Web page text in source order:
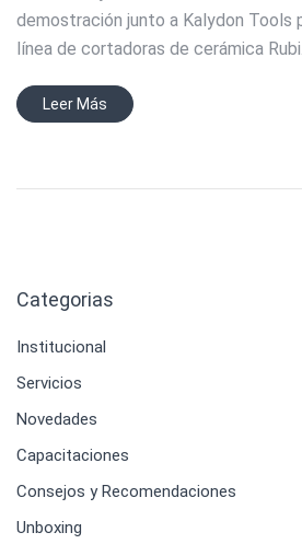
demostración junto a Kalydon Tools
línea de cortadoras de cerámica Rubi.
Leer Más
Categorias
Institucional
Servicios
Novedades
Capacitaciones
Consejos y Recomendaciones
Unboxing